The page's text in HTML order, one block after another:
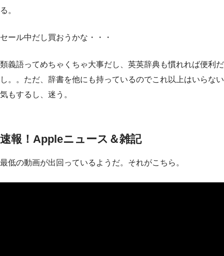
る。
セール中だし買おうかな・・・
類義語ってめちゃくちゃ大事だし、英英辞典も慣れれば便利だ
し。。ただ、辞書を他にも持っているのでこれ以上はいらない
気もするし、迷う。
速報！Appleニュース＆雑記
最低の動画が出回っているようだ。それがこちら。